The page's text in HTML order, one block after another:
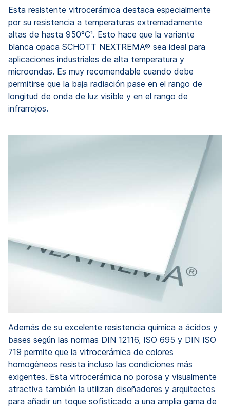
Esta resistente vitrocerámica destaca especialmente
por su resistencia a temperaturas extremadamente
altas de hasta 950°C¹. Esto hace que la variante
blanca opaca SCHOTT NEXTREMA® sea ideal para
aplicaciones industriales de alta temperatura y
microondas. Es muy recomendable cuando debe
permitirse que la baja radiación pase en el rango de
longitud de onda de luz visible y en el rango de
infrarrojos.
Además de su excelente resistencia química a ácidos y
bases según las normas DIN 12116, ISO 695 y DIN ISO
719 permite que la vitrocerámica de colores
homogéneos resista incluso las condiciones más
exigentes. Esta vitrocerámica no porosa y visualmente
atractiva también la utilizan diseñadores y arquitectos
para añadir un toque sofisticado a una amplia gama de